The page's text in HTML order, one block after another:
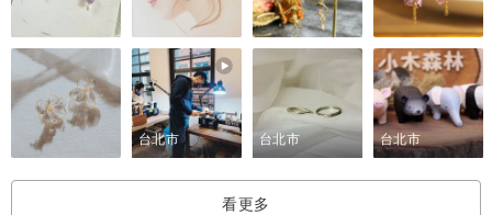
台北市 台北市 台北市
看更多